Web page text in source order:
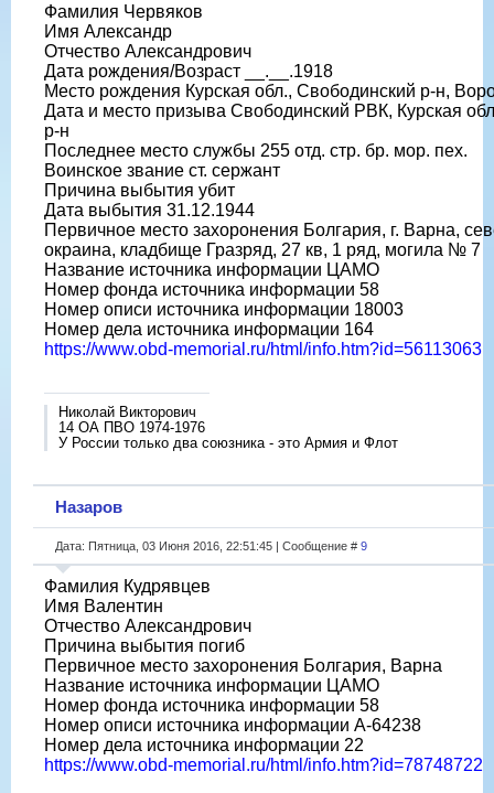
Фамилия Червяков
Имя Александр
Отчество Александрович
Дата рождения/Возраст __.__.1918
Место рождения Курская обл., Свободинский р-н,
Дата и место призыва Свободинский РВК, Курская
р-н
Последнее место службы 255 отд. стр. бр. мор. пех.
Воинское звание ст. сержант
Причина выбытия убит
Дата выбытия 31.12.1944
Первичное место захоронения Болгария, г. Варна,
окраина, кладбище Гразряд, 27 кв, 1 ряд, могила № 7
Название источника информации ЦАМО
Номер фонда источника информации 58
Номер описи источника информации 18003
Номер дела источника информации 164
https://www.obd-memorial.ru/html/info.htm?id=56113063
Николай Викторович
14 ОА ПВО 1974-1976
У России только два союзника - это Армия и Флот
Назаров
Дата: Пятница, 03 Июня 2016, 22:51:45 | Сообщение # 9
Фамилия Кудрявцев
Имя Валентин
Отчество Александрович
Причина выбытия погиб
Первичное место захоронения Болгария, Варна
Название источника информации ЦАМО
Номер фонда источника информации 58
Номер описи источника информации A-64238
Номер дела источника информации 22
https://www.obd-memorial.ru/html/info.htm?id=78748722